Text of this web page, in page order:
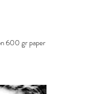
600 gr paper